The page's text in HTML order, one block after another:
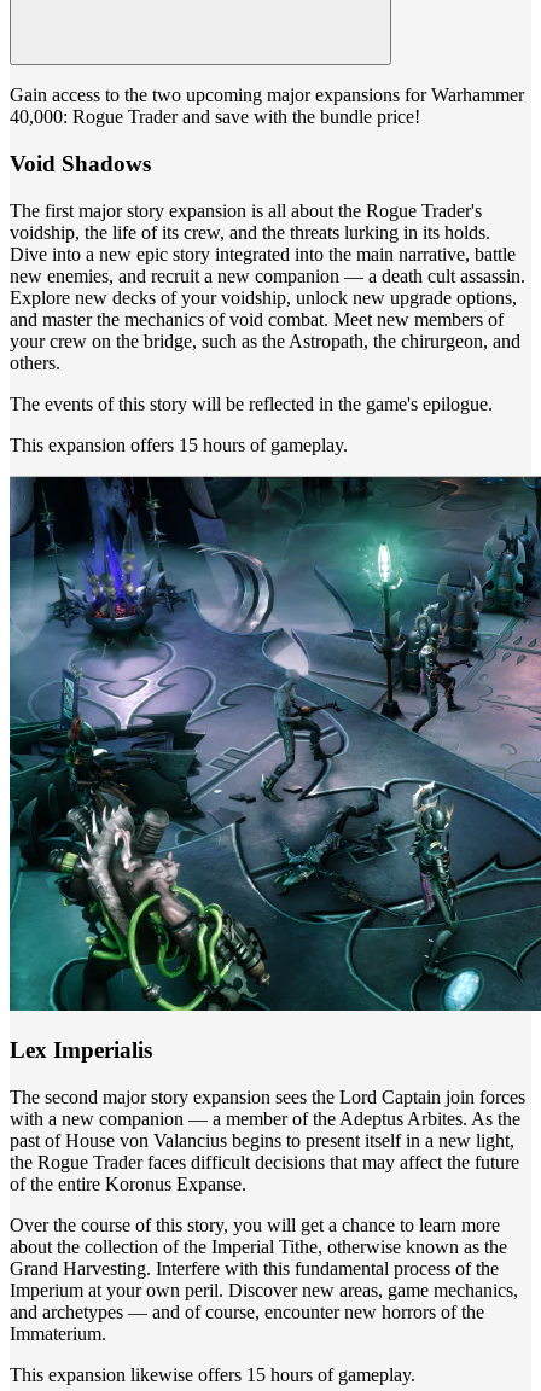
Gain access to the two upcoming major expansions for Warhammer
40,000: Rogue Trader and save with the bundle price!
Void Shadows
The first major story expansion is all about the Rogue Trader's
voidship, the life of its crew, and the threats lurking in its holds.
Dive into a new epic story integrated into the main narrative, battle
new enemies, and recruit a new companion — a death cult assassin.
Explore new decks of your voidship, unlock new upgrade options,
and master the mechanics of void combat. Meet new members of
your crew on the bridge, such as the Astropath, the chirurgeon, and
others.
The events of this story will be reflected in the game's epilogue.
This expansion offers 15 hours of gameplay.
Lex Imperialis
The second major story expansion sees the Lord Captain join forces
with a new companion — a member of the Adeptus Arbites. As the
past of House von Valancius begins to present itself in a new light,
the Rogue Trader faces difficult decisions that may affect the future
of the entire Koronus Expanse.
Over the course of this story, you will get a chance to learn more
about the collection of the Imperial Tithe, otherwise known as the
Grand Harvesting. Interfere with this fundamental process of the
Imperium at your own peril. Discover new areas, game mechanics,
and archetypes — and of course, encounter new horrors of the
Immaterium.
This expansion likewise offers 15 hours of gameplay.